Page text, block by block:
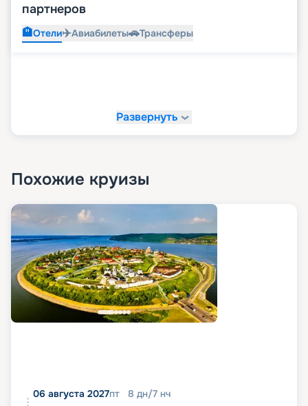
партнеров
🏨Отели✈️Авиабилеты🚗Трансферы
Развернуть
Похожие круизы
06 августа 2027пт 8 дн/7 нч